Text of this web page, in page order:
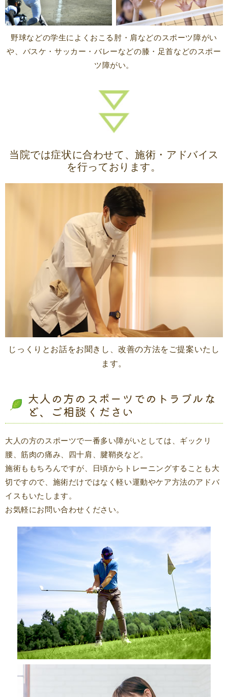
野球などの学生によくおこる肘・肩などのスポーツ障がい
や、バスケ・サッカー・バレーなどの膝・足首などのスポー
ツ障がい。
当院では症状に合わせて、施術・アドバイス
を行っております。
じっくりとお話をお聞きし、改善の方法をご提案いたし
ます。
大人の方のスポーツでのトラブルな
ど、ご相談ください
大人の方のスポーツで一番多い障がいとしては、ギックリ
腰、筋肉の痛み、四十肩、腱鞘炎など。
施術ももちろんですが、日頃からトレーニングすることも大
切ですので、施術だけではなく軽い運動やケア方法のアドバ
イスもいたします。
お気軽にお問い合わせください。